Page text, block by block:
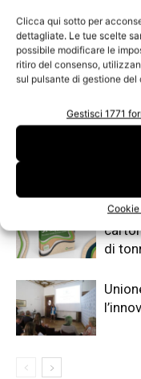
Clicca qui sotto per
dettagliate. Le tue scelte
possibile modificare le
ritiro del consenso,
sul pulsante di gestione
Gestisci 1771
Pro
del
di